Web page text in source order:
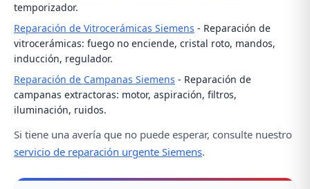
temporizador.
Reparación de Vitrocerámicas Siemens - Reparación de
vitrocerámicas: fuego no enciende, cristal roto, mandos,
inducción, regulador.
Reparación de Campanas Siemens - Reparación de
campanas extractoras: motor, aspiración, filtros,
iluminación, ruidos.
Si tiene una avería que no puede esperar, consulte nuestro
servicio de reparación urgente Siemens.